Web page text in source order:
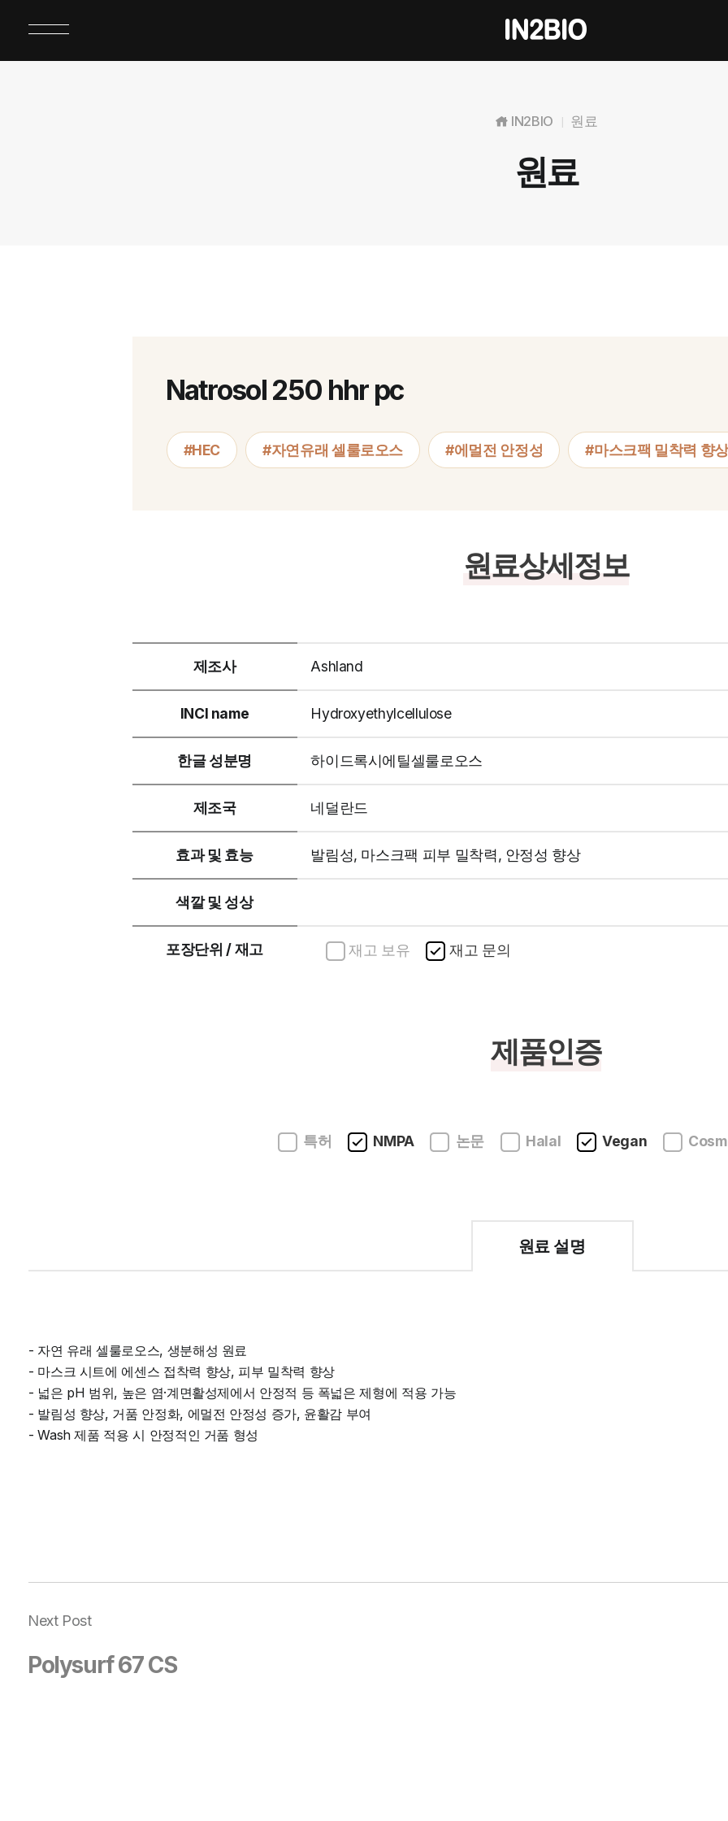
IN2BIO 원료
원료
Natrosol 250 hhr pc
#HEC #자연유래 셀룰로오스 #에멀전 안정성 #마스크팩 밀착력 향상
원료상세정보
제조사 Ashland
INCI name Hydroxyethylcellulose
한글 성분명 하이드록시에틸셀룰로오스
제조국 네덜란드
효과 및 효능 발림성, 마스크팩 피부 밀착력, 안정성 향상
색깔 및 성상
포장단위 / 재고 재고 보유 재고 문의
제품인증
특허 NMPA 논문 Halal Vegan
원료 설명
- 자연 유래 셀룰로오스, 생분해성 원료
- 마스크 시트에 에센스 접착력 향상, 피부 밀착력 향상
- 넓은 pH 범위, 높은 염·계면활성제에서 안정적 등 폭넓은 제형에 적용 가능
- 발림성 향상, 거품 안정화, 에멀전 안정성 증가, 윤활감 부여
- Wash 제품 적용 시 안정적인 거품 형성
Next Post
Polysurf 67 CS